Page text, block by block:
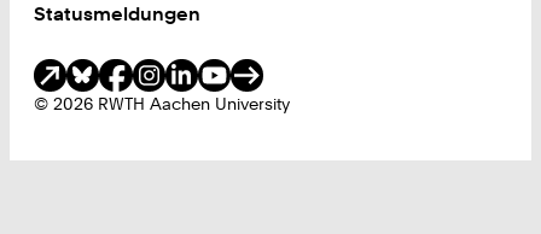
Statusmeldungen
© 2026 RWTH Aachen University
Soziale Medien